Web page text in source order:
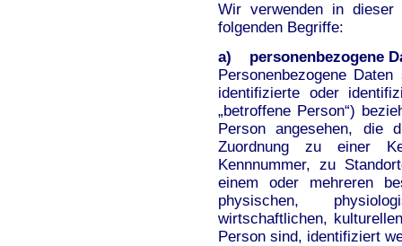
Wir verwenden in dieser
folgenden Begriffe:
a) personenbezogene
Personenbezogene
identifizierte oder
„betroffene Person“)
Person angesehen, die
Zuordnung zu einer
Kennnummer, zu
einem oder mehreren
physischen,
wirtschaftlichen,
Person sind, identifiziert